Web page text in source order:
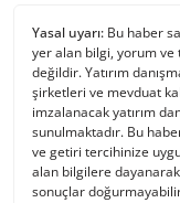
Yasal uyarı: Bu haber
yer alan bilgi, yorum ve
değildir. Yatırım
şirketleri ve mevduat
imzalanacak yatırım
sunulmaktadır. Bu
ve getiri tercihinize
alan bilgilere
sonuçlar